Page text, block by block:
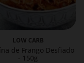
LOW CARB
de Frango Desfiado
- 150g